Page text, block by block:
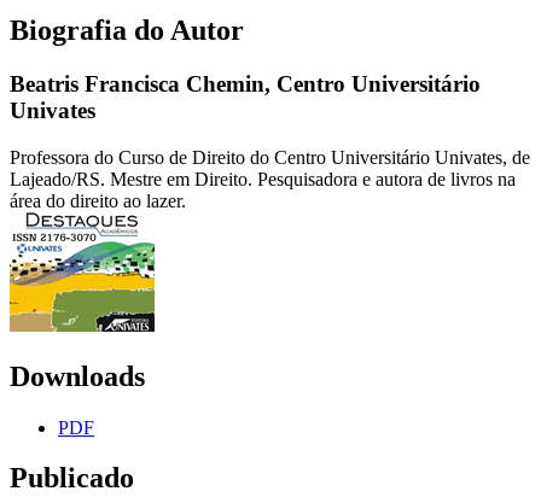
Biografia do Autor
Beatris Francisca Chemin, Centro Universitário
Univates
Professora do Curso de Direito do Centro Universitário Univates, de
Lajeado/RS. Mestre em Direito. Pesquisadora e autora de livros na
área do direito ao lazer.
Downloads
PDF
Publicado